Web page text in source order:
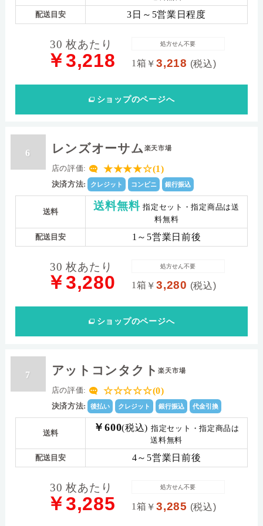
配送目安 3日～5営業日程度
30 枚あたり
￥3,218 1箱 ￥3,218 (税込)
処方せん不要
ショップのページへ
6 レンズオーサム 楽天市場
店の評価: ★★★★☆(1)
決済方法: クレジット コンビニ 銀行振込
送料 送料無料 指定セット・指定商品は送
料無料
配送目安 1～5営業日前後
30 枚あたり
￥3,280 1箱 ￥3,280 (税込)
処方せん不要
ショップのページへ
7 アットコンタクト楽天市場
店の評価: ☆☆☆☆☆(0)
決済方法: 後払い クレジット 銀行振込 代金引換
送料 ￥600(税込) 指定セット・指定商品は
送料無料
配送目安 4～5営業日前後
30 枚あたり
￥3,285 1箱 ￥3,285 (税込)
処方せん不要